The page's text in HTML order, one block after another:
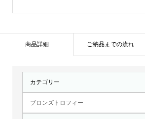
個
商品詳細 ご納品までの流れ
カテゴリー
ブロンズトロフィー